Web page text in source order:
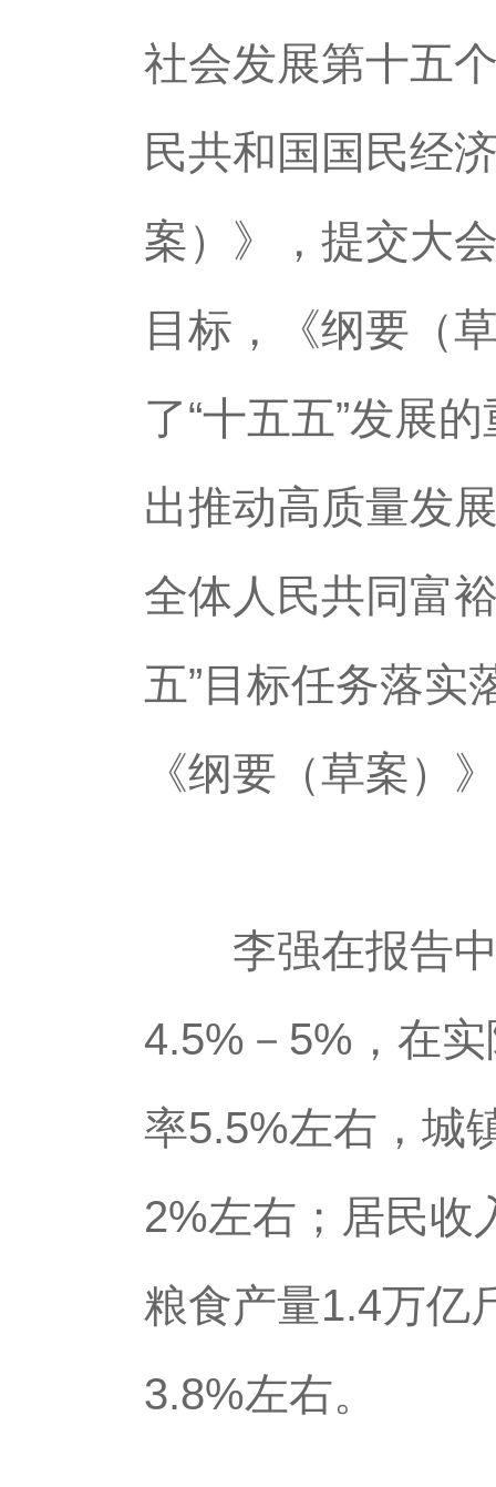
社会发展第十五
民共和国国民经
案）》，提交大
目标，《纲要（
了“十五五”发展
出推动高质量发
全体人民共同富
五”目标任务落实
《纲要（草案）
李强在报告中
4.5%－5%，在
率5.5%左右，城
2%左右；居民收
粮食产量1.4万亿
3.8%左右。